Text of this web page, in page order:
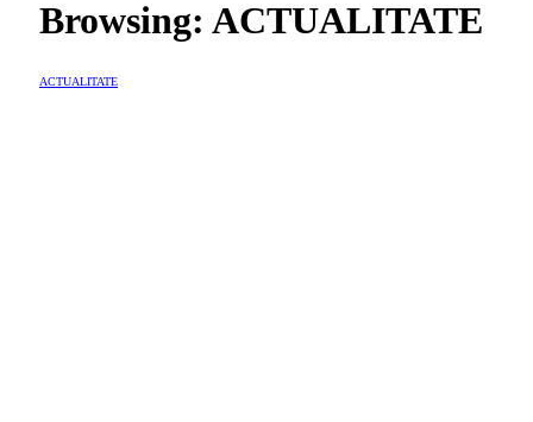
Browsing: ACTUALITATE
ACTUALITATE